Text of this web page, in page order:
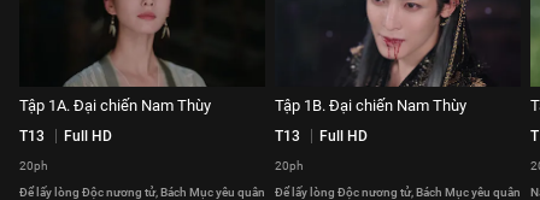
Tập 1A. Đại chiến Nam Thùy
T13 Full HD
20ph
Để lấy lòng Độc nương tử, Bách Mục yêu quân
Tập 1B. Đại chiến Nam Thùy
T13 Full HD
20ph
Để lấy lòng Độc nương tử, Bách Mục yêu quân